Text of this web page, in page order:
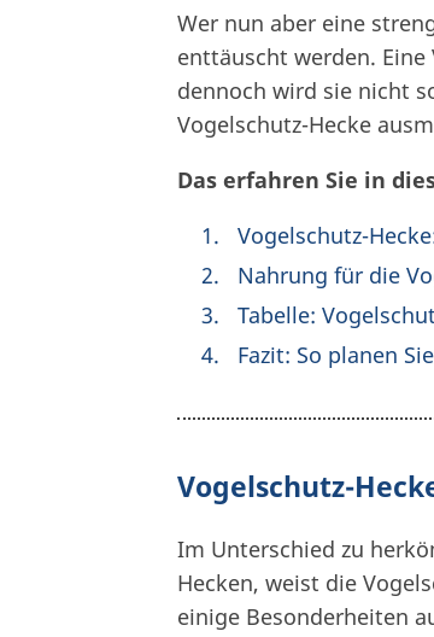
Wer nun aber eine
enttäuscht werden.
dennoch wird sie nicht
Vogelschutz-Hecke
Das erfahren Sie in
Vogelschutz-
Nahrung für die
Tabelle:
Fazit: So planen
Vogelschutz-
Im Unterschied zu
Hecken, weist die
einige Besonderheiten